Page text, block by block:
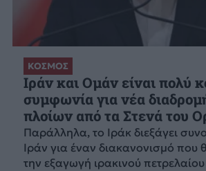
ΚΟΣΜΟΣ
Ιράν και Ομάν είναι πολύ
συμφωνία για νέα
πλοίων από τα Στενά του
Παράλληλα, το Ιράκ διεξάγει
Ιράν για έναν διακανονισμό που
την εξαγωγή ιρακινού πετρελαίου